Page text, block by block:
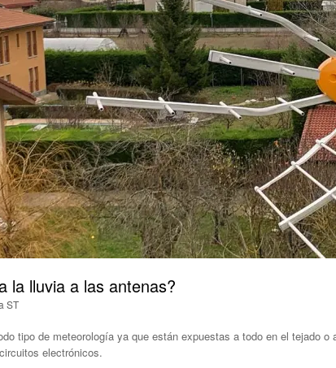
la lluvia a las antenas?
ST
tipo de meteorología ya que están expuestas a todo en el tejado
electrónicos.